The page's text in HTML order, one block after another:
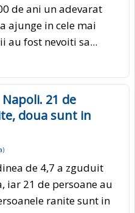
de ani un adevarat
ajunge in cele mai
au fost nevoiti sa...
21 de
doua sunt in
)
de 4,7 a zguduit
iar 21 de persoane au
ranite sunt in